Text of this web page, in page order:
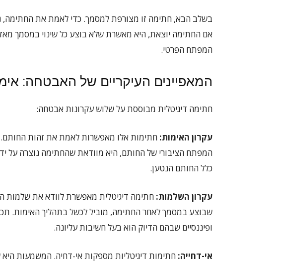
בשלב הבא, חתימה זו מצורפת למסמך. כדי לאמת את החתימה,
אם החתימה יוצאת, היא מאשרת שלא בוצע כל שינוי במסמך
המפתח הפרטי.
המאפיינים העיקריים של האבטחה:
חתימה דיגיטלית מבוססת על שלוש עקרונות אבטחה:
עקרון האימות: חתימות אלו מאפשרות לאמת את זהות
המפתח הציבורי של החותם, היא מוודאת שהחתימה נוצרה על
כלל החותם הנטען.
עקרון השלמות: חתימה דיגיטלית מאפשרת לוודא את שלמות
שבוצע במסמך לאחר החתימה, מוביל לכשל בתהליך האימות.
ופיננסיים שבהם הדיוק הוא בעל חשיבות עליונה.
אי-דחייה: חתימות דיגיטליות מספקות אי-דחיה. המשמעות היא